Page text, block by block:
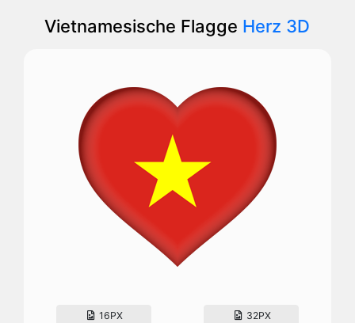
Vietnamesische Flagge Herz 3D
16PX 32PX